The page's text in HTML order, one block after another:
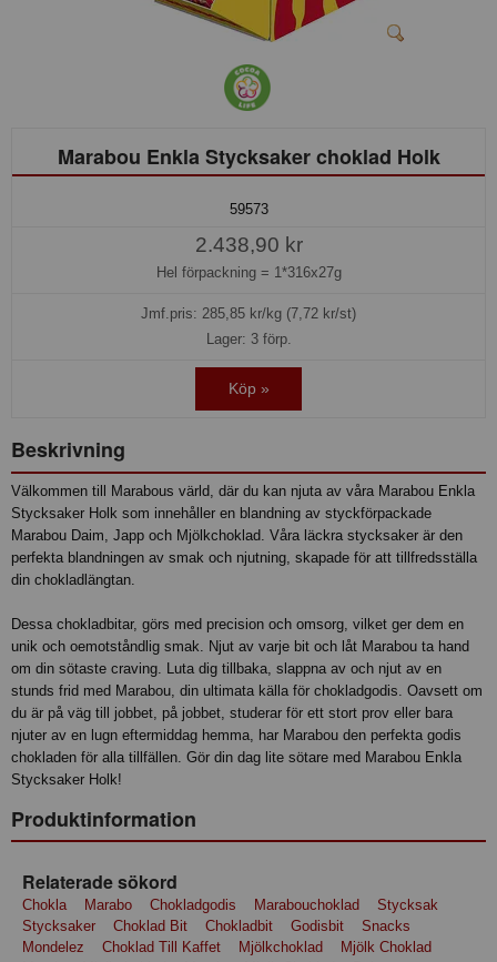
Marabou Enkla Stycksaker choklad Holk
59573
2.438,90 kr
Hel förpackning = 1*316x27g
Jmf.pris: 285,85 kr/kg (7,72 kr/st)
Lager: 3 förp.
Köp »
Beskrivning
Välkommen till Marabous värld, där du kan njuta av våra Marabou Enkla
Stycksaker Holk som innehåller en blandning av styckförpackade
Marabou Daim, Japp och Mjölkchoklad. Våra läckra stycksaker är den
perfekta blandningen av smak och njutning, skapade för att tillfredsställa
din chokladlängtan.
Dessa chokladbitar, görs med precision och omsorg, vilket ger dem en
unik och oemotståndlig smak. Njut av varje bit och låt Marabou ta hand
om din sötaste craving. Luta dig tillbaka, slappna av och njut av en
stunds frid med Marabou, din ultimata källa för chokladgodis. Oavsett om
du är på väg till jobbet, på jobbet, studerar för ett stort prov eller bara
njuter av en lugn eftermiddag hemma, har Marabou den perfekta godis
chokladen för alla tillfällen. Gör din dag lite sötare med Marabou Enkla
Stycksaker Holk!
Produktinformation
Relaterade sökord
Chokla Marabo Chokladgodis Marabouchoklad
Stycksak
Stycksaker
Choklad Bit Chokladbit Godisbit
Snacks
Mondelez
Choklad Till Kaffet Mjölkchoklad
Mjölk Choklad